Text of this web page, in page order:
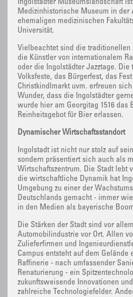
Ingolstädter Museumslandschaft
Medizinhistorische Museum in der
ehemaligen medizinischen
Universität.
Vielbeachtet sind die traditionellen
die Künstler von internationalem
oder die Ingolstädter Jazztage. Die
Volksfeste, das Bürgerfest, das
Christkindlmarkt uvm. erfreuen
Wunder, dass die Ingolstädter
wurde hier am Georgitag 1516 das
Reinheitsgebot für Bier erlassen.
Dynamischer Wirtschaftsstandort
Ingolstadt ist nicht nur stolz auf
sondern präsentiert sich auch als
Wirtschaftszentrum. Die Stadt lebt
die wirtschaftliche Dynamik hat
Umgebung zu einer der
Deutschlands gemacht - immer
in den Medien als bayerische
Die Stärken der Stadt sind vor
Automobilindustrie vor Ort. Allen
Zulieferfirmen und
Campus entsteht auf dem Gelände
Raffinerie - nach umfassender
Renaturierung - ein
zukunftsweisende Innovationen
zahlreiche Technologiefelder.